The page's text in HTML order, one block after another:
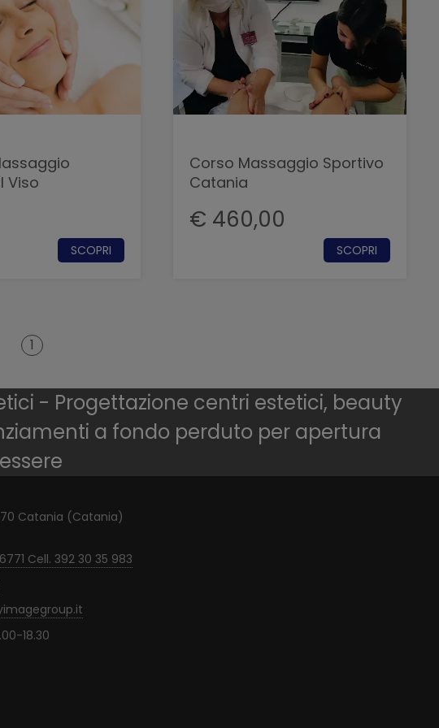
Viso
SCOPRI
Corso Massaggio Sportivo
Catania
€ 460,00
SCOPRI
1
- Progettazione centri estetici, beauty
a fondo perduto per apertura
Catania (Catania)
Cell. 392 30 35 983
18.30